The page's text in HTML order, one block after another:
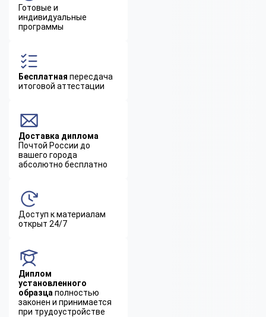
Готовые и
индивидуальные
программы
Бесплатная пересдача
итоговой аттестации
Доставка диплома
Почтой России до
вашего города
абсолютно бесплатно
Доступ к материалам
открыт 24/7
Диплом
установленного
образца полностью
законен и принимается
при трудоустройстве